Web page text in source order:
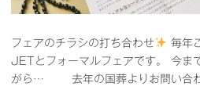
フェアのチラシの打ち合わせ
毎年
JETとフォーマルフェアです。 今ま
がら… 去年の国葬よりお問い合